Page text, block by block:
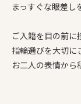
まっすぐな眼差し
ご入籍を目の前に
指輪選びを大切に
お二人の表情から